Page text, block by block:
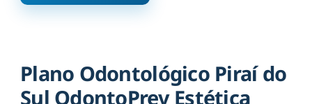
Plano Odontológico Piraí do
Sul OdontoPrev Estética